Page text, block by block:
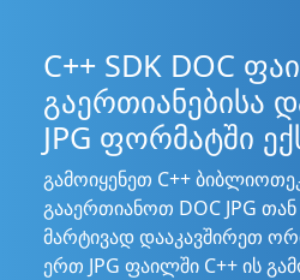
C++ SDK DOC
გაერთიანებისა
JPG ფორმატში
გამოიყენეთ C++
გააერთიანოთ DOC JPG თან
მარტივად დააკავშირეთ
ერთ JPG ფაილში C++ ის